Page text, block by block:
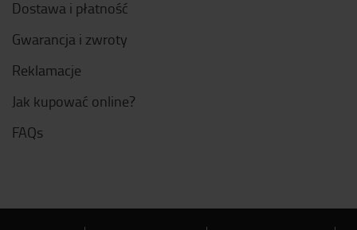
Dostawa i płatność
Gwarancja i zwroty
Reklamacje
Jak kupować online?
FAQs